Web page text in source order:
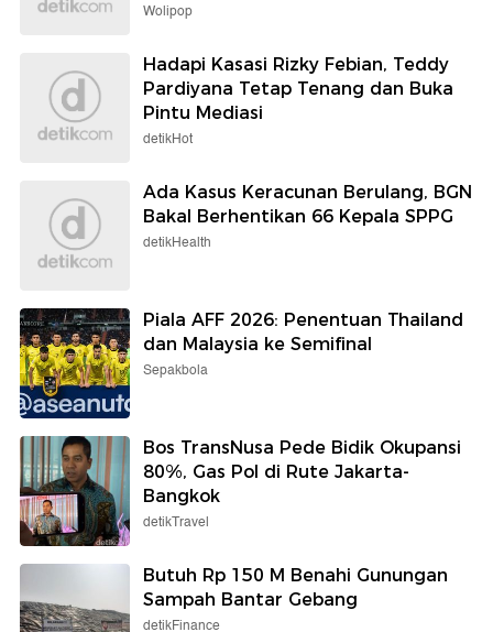
Wolipop
Hadapi Kasasi Rizky Febian, Teddy
Pardiyana Tetap Tenang dan Buka
Pintu Mediasi
detikHot
Ada Kasus Keracunan Berulang, BGN
Bakal Berhentikan 66 Kepala SPPG
detikHealth
Piala AFF 2026: Penentuan Thailand
dan Malaysia ke Semifinal
Sepakbola
Bos TransNusa Pede Bidik Okupansi
80%, Gas Pol di Rute Jakarta-
Bangkok
detikTravel
Butuh Rp 150 M Benahi Gunungan
Sampah Bantar Gebang
detikFinance